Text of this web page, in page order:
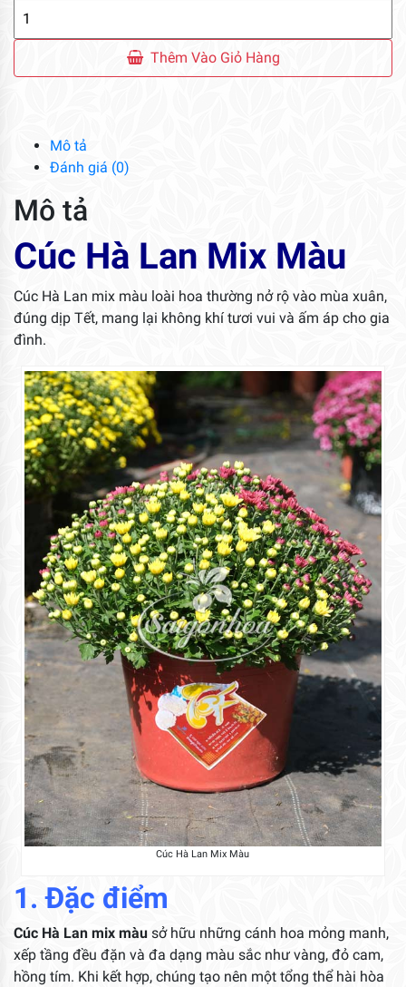
Mix
Thêm Vào Giỏ Hàng
Mô tả
Đánh giá (0)
Mô tả
Cúc Hà Lan Mix Màu
Cúc Hà Lan mix màu loài hoa thường nở rộ vào mùa xuân,
đúng dịp Tết, mang lại không khí tươi vui và ấm áp cho gia
đình.
Cúc Hà Lan Mix Màu
1. Đặc điểm
Cúc Hà Lan mix màu sở hữu những cánh hoa mỏng manh,
xếp tầng đều đặn và đa dạng màu sắc như vàng, đỏ cam,
hồng tím. Khi kết hợp, chúng tạo nên một tổng thể hài hòa